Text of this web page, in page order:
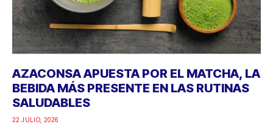
AZACONSA APUESTA POR EL MATCHA, LA
BEBIDA MÁS PRESENTE EN LAS RUTINAS
SALUDABLES
22 JULIO, 2026